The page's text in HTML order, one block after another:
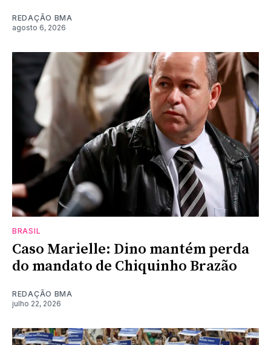
REDAÇÃO BMA
agosto 6, 2026
BRASIL
Caso Marielle: Dino mantém perda
do mandato de Chiquinho Brazão
REDAÇÃO BMA
julho 22, 2026